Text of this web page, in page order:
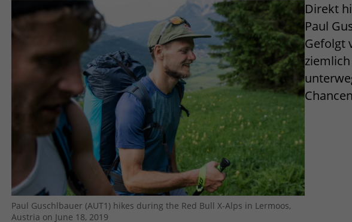
Paul Guschlbauer (AUT1) hikes during the Red Bull X-Alps in Lermoos,
Austria on June 18, 2019
Direkt
Paul
Gefolgt